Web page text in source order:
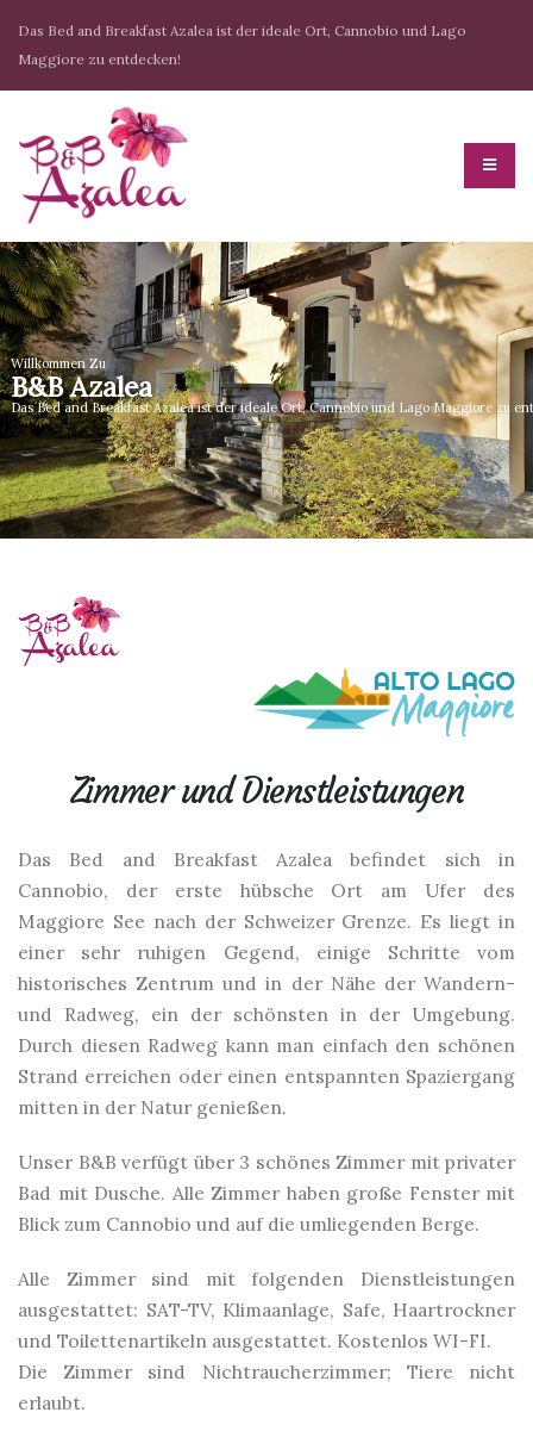
Das Bed and Breakfast Azalea ist der ideale Ort, Cannobio und Lago
Maggiore zu entdecken!
Willkommen Zu
B&B Azalea
Das Bed and Breakfast Azalea ist der ideale Ort, Cannobio und Lago Maggiore zu
Zimmer und Dienstleistungen
Das Bed and Breakfast Azalea befindet sich in
Cannobio, der erste hübsche Ort am Ufer des
Maggiore See nach der Schweizer Grenze. Es liegt in
einer sehr ruhigen Gegend, einige Schritte vom
historisches Zentrum und in der Nähe der Wandern-
und Radweg, ein der schönsten in der Umgebung.
Durch diesen Radweg kann man einfach den schönen
Strand erreichen oder einen entspannten Spaziergang
mitten in der Natur genießen.
Unser B&B verfügt über 3 schönes Zimmer mit privater
Bad mit Dusche. Alle Zimmer haben große Fenster mit
Blick zum Cannobio und auf die umliegenden Berge.
Alle Zimmer sind mit folgenden Dienstleistungen
ausgestattet: SAT-TV, Klimaanlage, Safe, Haartrockner
und Toilettenartikeln ausgestattet. Kostenlos WI-FI.
Die Zimmer sind Nichtraucherzimmer; Tiere nicht
erlaubt.